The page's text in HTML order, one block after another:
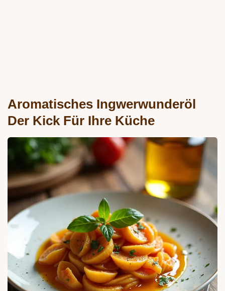
Aromatisches Ingwerwunderöl
Der Kick Für Ihre Küche